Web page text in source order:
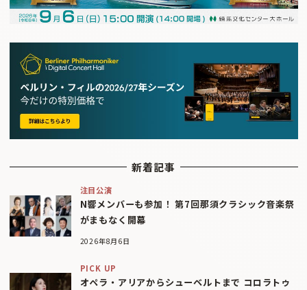
新着記事
注目公演
N響メンバーも参加！ 第7回那須クラシック音楽祭
がまもなく開幕
2026年8月6日
PICK UP
オペラ・アリアからシューベルトまで コロラトゥ